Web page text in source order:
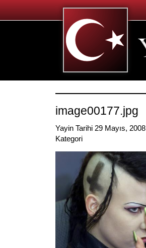
image00177.jpg
Yayin Tarihi 29 Mayıs, 2008
Kategori